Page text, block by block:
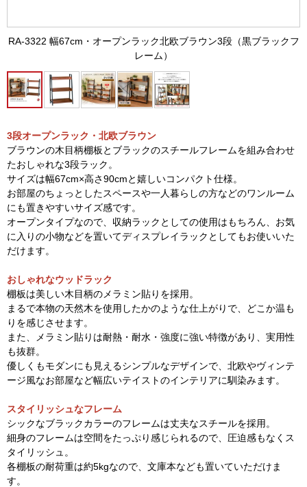
RA-3322 幅67cm・オープンラック北欧ブラウン3段（黒ブラックフ
レーム）
3段オープンラック・北欧ブラウン
ブラウンの木目柄棚板とブラックのスチールフレームを組み合わせ
たおしゃれな3段ラック。
サイズは幅67cm×高さ90cmと嬉しいコンパクト仕様。
お部屋のちょっとしたスペースや一人暮らしの方などのワンルーム
にも置きやすいサイズ感です。
オープンタイプなので、収納ラックとしての使用はもちろん、お気
に入りの小物などを置いてディスプレイラックとしてもお使いいた
だけます。
おしゃれなウッドラック
棚板は美しい木目柄のメラミン貼りを採用。
まるで本物の天然木を使用したかのような仕上がりで、どこか温も
りを感じさせます。
また、メラミン貼りは耐熱・耐水・強度に強い特徴があり、実用性
も抜群。
優しくもモダンにも見えるシンプルなデザインで、北欧やヴィンテ
ージ風なお部屋など幅広いテイストのインテリアに馴染みます。
スタイリッシュなフレーム
シックなブラックカラーのフレームは丈夫なスチールを採用。
細身のフレームは空間をたっぷり感じられるので、圧迫感もなくス
タイリッシュ。
各棚板の耐荷重は約5kgなので、文庫本なども置いていただけま
す。